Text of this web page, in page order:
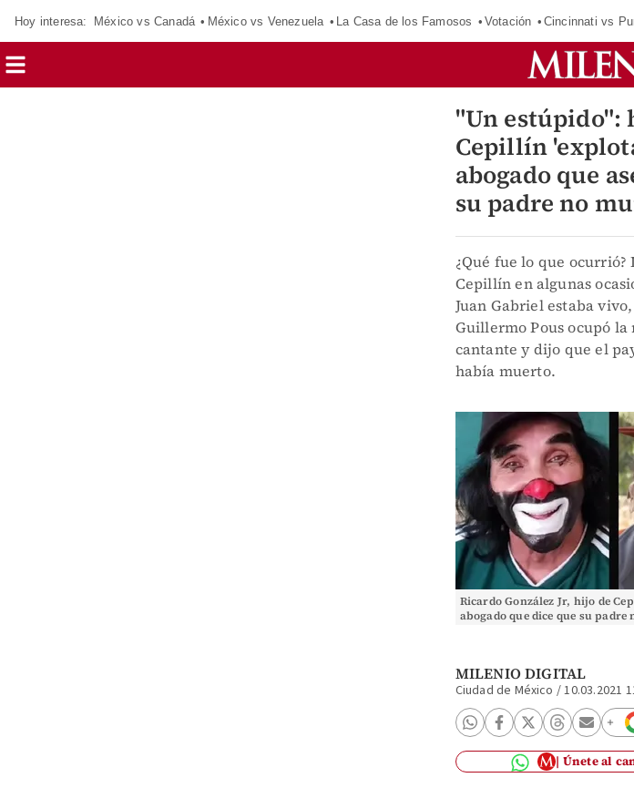
Hoy interesa: México vs Canadá México vs Venezuela La Casa de los Famosos Votación Cincinnati vs
"Un estúpido":
Cepillín
abogado que
su padre no
¿Qué fue lo que ocurrió?
Cepillín en algunas
Juan Gabriel estaba
Guillermo Pous ocupó la
cantante y dijo que el
había muerto.
Ricardo González Jr, hijo de
abogado que dice que su padre
MILENIO DIGITAL
Ciudad de México /10.03.2021
Únete al